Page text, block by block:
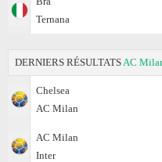
Ternana
DERNIERS RÉSULTATS AC
Chelsea
AC Milan
AC Milan
Inter